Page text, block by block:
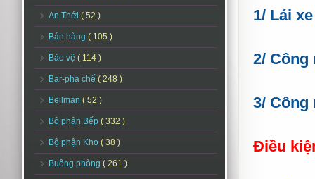
An Thới ( 52 )
Bán hàng ( 105 )
Bảo vệ ( 114 )
Bar-pha chế ( 248 )
Bellman ( 52 )
Bộ phận Bếp ( 332 )
Bộ phận Kho ( 38 )
Buồng phòng ( 261 )
1/ Lái xe
2/ Công
3/ Công
Điều